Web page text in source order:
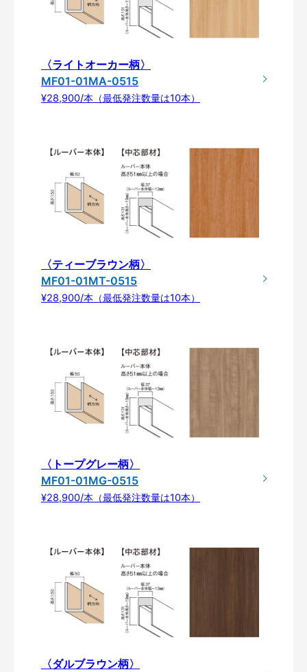
〈ライトオーカー柄〉
MF01-01MA-0515
¥28,900/本（最低発注数量は10本）
〈ティーブラウン柄〉
MF01-01MT-0515
¥28,900/本（最低発注数量は10本）
〈トープグレー柄〉
MF01-01MG-0515
¥28,900/本（最低発注数量は10本）
〈ダルブラウン柄〉